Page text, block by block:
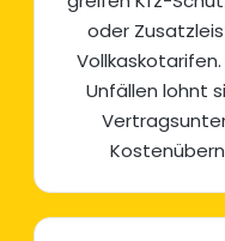
oder
Unfällen lohnt